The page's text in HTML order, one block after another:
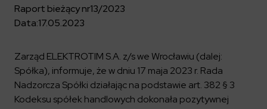
Historia
Grupa kapitałowa
Dokumenty firmowe
Certyfikaty
Compliance
Elektroenergetyka
Przemysł
Infrastruktura użyteczności publicznej
Zasilanie i systemy trakcyjne
Relacje inwestorskie
Raporty
Kalendarium
Ład korporacyjny
Dowiedz się więcej
Poznaj nas bliżej
Kontrahenci
Poznaj możliwości współpracy z nami
Raport bieżący nr13/2023
Data:17.05.2023
Zarząd ELEKTROTIM S.A. z/s we Wrocławiu (dalej:
Spółka), informuje, że w dniu 17 maja 2023 r. Rada
Nadzorcza Spółki działając na podstawie art. 382 § 3
Kodeksu spółek handlowych dokonała pozytywnej